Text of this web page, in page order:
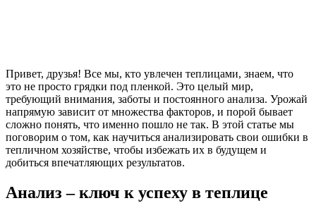
Привет, друзья! Все мы, кто увлечен теплицами, знаем, что
это не просто грядки под пленкой. Это целый мир,
требующий внимания, заботы и постоянного анализа. Урожай
напрямую зависит от множества факторов, и порой бывает
сложно понять, что именно пошло не так. В этой статье мы
поговорим о том, как научиться анализировать свои ошибки в
тепличном хозяйстве, чтобы избежать их в будущем и
добиться впечатляющих результатов.
Анализ – ключ к успеху в теплице